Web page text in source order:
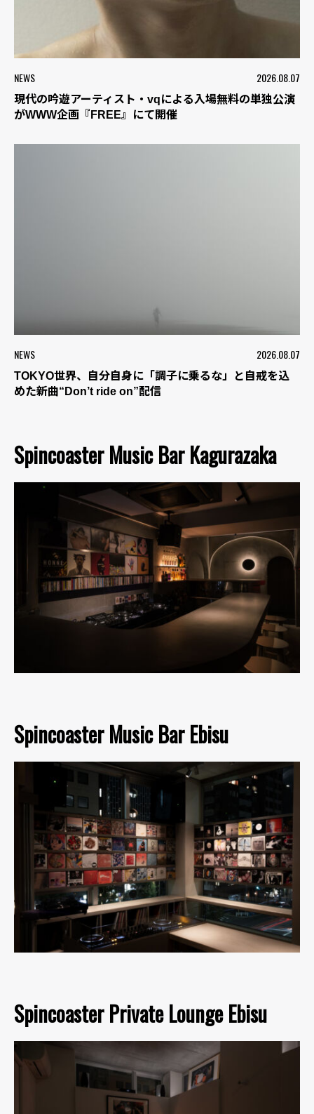
NEWS 2026.08.07
現代の吟遊アーティスト・vqによる入場無料の単独公演
がWWW企画『FREE』にて開催
NEWS 2026.08.07
TOKYO世界、自分自身に「調子に乗るな」と自戒を込
めた新曲“Don’t ride on”配信
Spincoaster Music Bar Kagurazaka
Spincoaster Music Bar Ebisu
Spincoaster Private Lounge Ebisu